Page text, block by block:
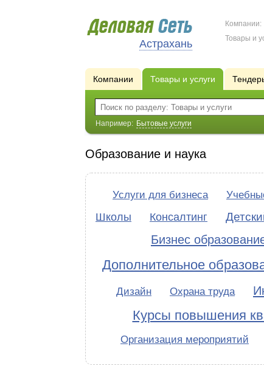
Астрахань
Компании:
Товары и
Компании Товары и услуги
Например: Бытовые услуги
Образование и наука
Услуги для бизнеса
Школы
Консалтинг
Бизнес
Дополнительное
Дизайн Охрана труда
Курсы повышения
Организация мероприятий